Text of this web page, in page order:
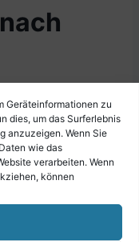
Geräteinformationen zu
dies, um das Surferlebnis
anzuzeigen. Wenn Sie
wie das
verarbeiten. Wenn
können